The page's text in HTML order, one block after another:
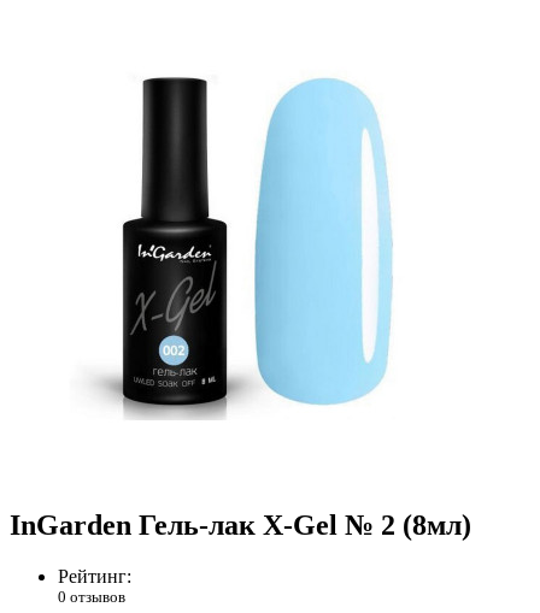
InGarden Гель-лак X-Gel № 2 (8мл)
Рейтинг:
0 отзывов